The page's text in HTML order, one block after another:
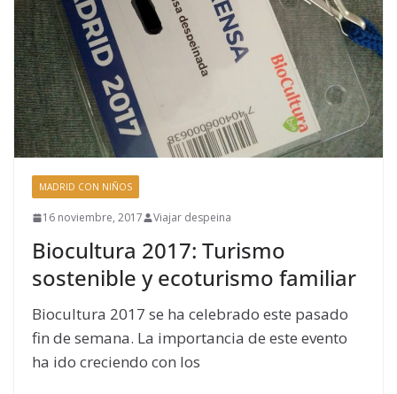
MADRID CON NIÑOS
16 noviembre, 2017 Viajar despeina
Biocultura 2017: Turismo
sostenible y ecoturismo familiar
Biocultura 2017 se ha celebrado este pasado
fin de semana. La importancia de este evento
ha ido creciendo con los